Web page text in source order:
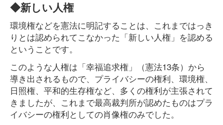
◆新しい人権
環境権などを憲法に明記することは、これまではっき
りとは認められてこなかった「新しい人権」を認める
ということです。
このような人権は「幸福追求権」（憲法13条）から
導き出されるもので、プライバシーの権利、環境権、
日照権、平和的生存権など、多くの権利が主張されて
きましたが、これまで最高裁判所が認めたものはプラ
イバシーの権利としての肖像権のみでした。